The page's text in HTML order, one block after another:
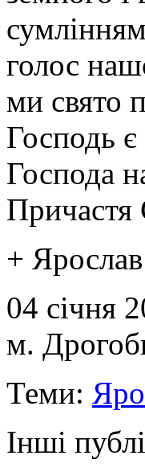
голос
ми свято
Господь
Господа
Причастя
+ Ярослав
04 січня
м.
Теми:
Інші